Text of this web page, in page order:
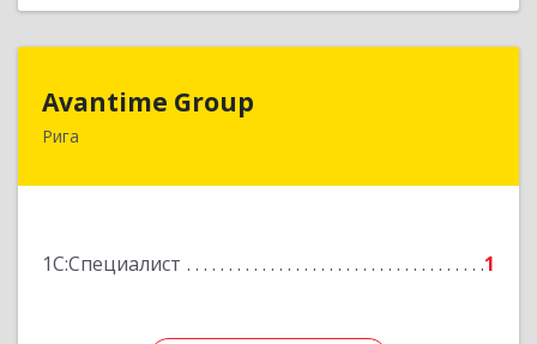
Avantime Group
Рига
1С:Специалист 1